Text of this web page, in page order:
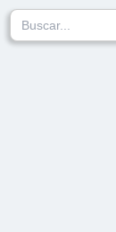
Search
for: